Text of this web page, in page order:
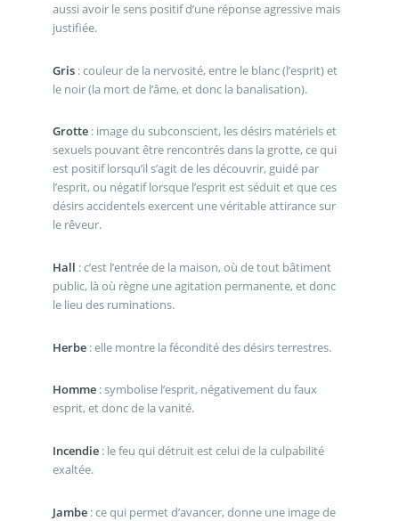
aussi avoir le sens positif d’une réponse agressive mais
justifiée.
Gris: couleur de la nervosité, entre le blanc (l’esprit) et
le noir (la mort de l’âme, et donc la banalisation).
Grotte: image du subconscient, les désirs matériels et
sexuels pouvant être rencontrés dans la grotte, ce qui
est positif lorsqu’il s’agit de les découvrir, guidé par
l’esprit, ou négatif lorsque l’esprit est séduit et que ces
désirs accidentels exercent une véritable attirance sur
le rêveur.
Hall : c’est l’entrée de la maison, où de tout bâtiment
public, là où règne une agitation permanente, et donc
le lieu des ruminations.
Herbe: elle montre la fécondité des désirs terrestres.
Homme: symbolise l’esprit, négativement du faux
esprit, et donc de la vanité.
Incendie: le feu qui détruit est celui de la culpabilité
exaltée.
Jambe: ce qui permet d’avancer, donne une image de